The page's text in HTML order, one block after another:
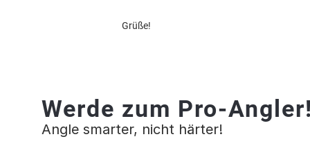
Grüße!
Werde zum Pro-
Angle smarter, nicht härter!